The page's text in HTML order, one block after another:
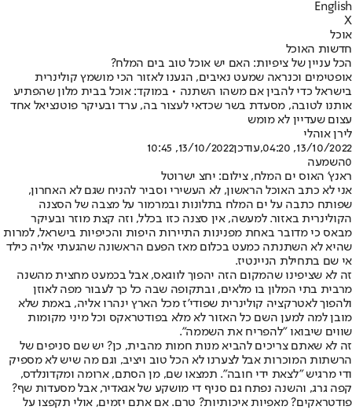
English
X
אוכל
חדשות האוכל
הכל עניין של ציפיות: האם יש אוכל טוב בים המלח?
אופטימים וכנראה שמעט נאיבים, הגענו לאזור הכי מושמץ קולינרית
בישראל כדי להבין אם משהו השתנה • במוקד: אוכל בבית מלון שהפתיע
אותנו לטובה, מסעדת בשר שכדאי לעצור בה, ערד ובעיקר פוטנציאל אחד
עצום שעדיין לא מומש
לירן אוהלי
13/10/2022, 04:20
,עודכן13/10/2022, 10:45
0השמעה
ראנץ' האוס ים המלח, צילום: יחצ ישרוטל
אני לא כתב האוכל הראשון, לא העשירי וסביר להניח שגם לא האחרון,
שפותח כתבה על ים המלח בתלונות ובמרמור על מצבה של הסצנה
הקולינרית באזור. למעשה, אין סצנה כזו בכלל, וזה קצת מוזר ובעיקר
מבאס כי מדובר באחת מפנינות התיירות היפות והכיפיות בישראל, למרות
שהיא לא השתנתה כמעט בכלום מאז הפעם הראשונה שהגעתי אליה כילד
אי שם בתחילת הניינטיז.
זה לא שציפינו שהמקום הזה יהפוך לווגאס, אבל בכמעט מחצית מהשנה
מרבית בתי המלון בו מלאים, ובתקופה שבה כל כך לעבור מפה לאוזן
ולהפוך לאטרקציה קולינרית שפודי'ז מכל הארץ ינהרו אליה, באמת שלא
מובן למה למען השם כל האזור לא מלא בפודטראקס וכל מיני מקומות
שווים שיבואו "להפריח את השממה".
זה לא שאתם צריכים להביא מנות חמות מהבית, כן? יש שם סניפים של
הרשתות המוכרות אבל לצערנו לא הכל טוב ויציב, וגם מה שיש לא מספיק
ודי מרגיש "לצאת ידי חובה". תמצאו שם, מן הסתם, ארומה ומקדונלדס,
קפה גרג, והשנה נפתח גם סניף די מושקע של אגאדיר, אבל מסעדות שף?
פודטראקים? מאפיות איכותיות? טרם. אם אתם יזמים, אולי תקפצו על